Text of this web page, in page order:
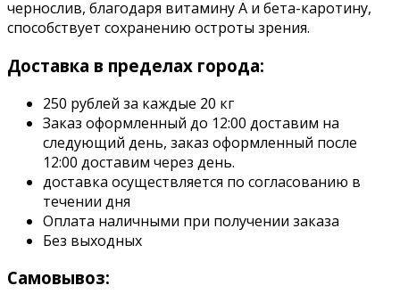
чернослив, благодаря витамину А и бета-каротину,
способствует сохранению остроты зрения.
Доставка в пределах города:
250 рублей за каждые 20 кг
Заказ оформленный до 12:00 доставим на
следующий день, заказ оформленный после
12:00 доставим через день.
доставка осуществляется по согласованию в
течении дня
Оплата наличными при получении заказа
Без выходных
Самовывоз: